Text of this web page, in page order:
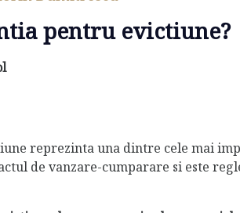
pentru evictiune?
reprezinta una dintre cele mai
de vanzare-cumparare si este